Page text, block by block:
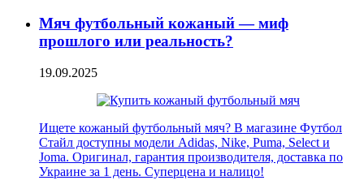
Мяч футбольный кожаный — миф
прошлого или реальность?
19.09.2025
Ищете кожаный футбольный мяч? В магазине Футбол
Стайл доступны модели Adidas, Nike, Puma, Select и
Joma. Оригинал, гарантия производителя, доставка по
Украине за 1 день. Суперцена и налицо!